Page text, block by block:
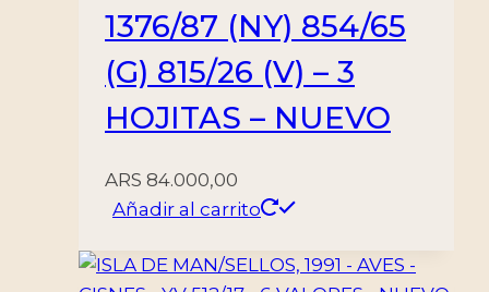
1376/87 (NY) 854/65
(G) 815/26 (V) – 3
HOJITAS – NUEVO
ARS 84.000,00
Añadir al carrito